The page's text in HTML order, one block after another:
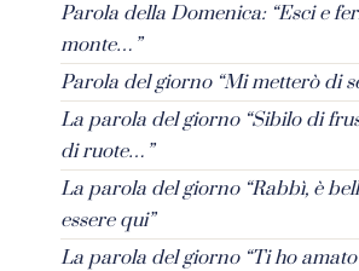
Parola della Domenica: “Esci e
monte…”
Parola del giorno “Mi metterò di
La parola del giorno “Sibilo di
di ruote…”
La parola del giorno “Rabbì, è
essere qui”
La parola del giorno “Ti ho